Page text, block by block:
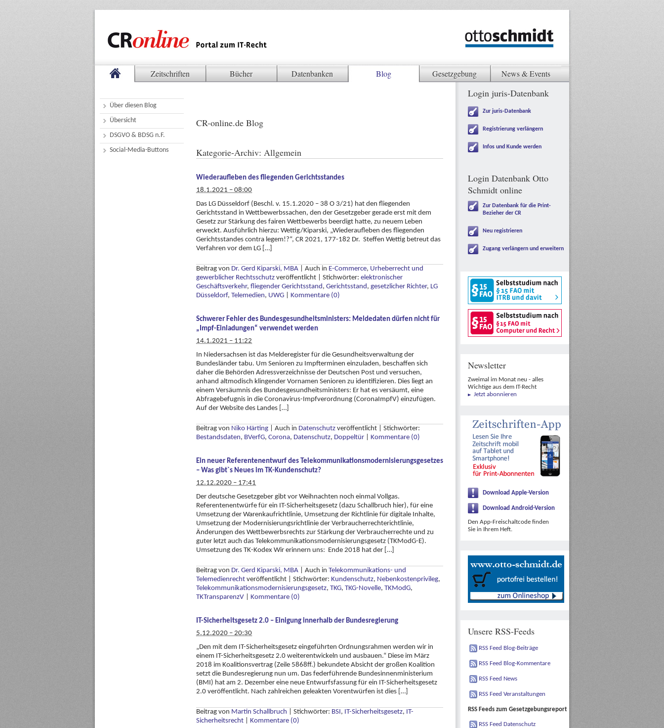
Zeitschriften Bücher Datenbanken Blog Gesetzgebung News & Events
Über diesen Blog
Übersicht
DSGVO & BDSG n.F.
Social-Media-Buttons
CR-online.de Blog
Kategorie-Archiv: Allgemein
Wiederaufleben des fliegenden Gerichtsstandes
18.1.2021 – 08:00
Das LG Düsseldorf (Beschl. v. 15.1.2020 – 38 O 3/21) hat den fliegenden
Gerichtsstand in Wettbewerbssachen, den der Gesetzgeber gerade erst mit dem
Gesetz zur Stärkung des fairen Wettbewerbs beerdigt hatte, zu neuem Leben
erweckt. Ausführlich hierzu: Wettig/Kiparski, „Wiederaufleben des fliegenden
Gerichtsstandes contra legem!?“, CR 2021, 177-182 Dr. Steffen Wettig betreut das
Verfahren vor dem LG […]
Beitrag von Dr. Gerd Kiparski, MBA Auch in E-Commerce, Urheberrecht und
gewerblicher Rechtsschutz veröffentlicht Stichwörter: elektronischer
Geschäftsverkehr, fliegender Gerichtsstand, Gerichtsstand, gesetzlicher Richter, LG
Düsseldorf, Telemedien, UWG Kommentare (0)
Schwerer Fehler des Bundesgesundheitsministers: Meldedaten dürfen nicht für
„Impf-Einladungen“ verwendet werden
14.1.2021 – 11:22
In Niedersachsen ist das Melderegister für die Gesundheitsverwaltung der
Bundesländer tabu. Um Senioren zu Impfterminen einzuladen, beschaffen sich
daher die Behörden Adressverzeichnisse der Deutschen Post und versuchen,
anhand altmodisch klingender Vornamen Senioren zu identifizieren. Dies liegt an
einem Versäumnis des Bundesgesundheitsministers: Er hat es versäumt, eine
Abfragebefugnis in die Coronavirus-Impfverordnung (CoronaImpfV) einzufügen.
Auf der Website des Landes […]
Beitrag von Niko Härting Auch in Datenschutz veröffentlicht
Stichwörter:
Bestandsdaten, BVerfG, Corona, Datenschutz, Doppeltür Kommentare (0)
Ein neuer Referentenentwurf des Telekommunikationsmodernisierungsgesetzes
– Was gibt`s Neues im TK-Kundenschutz?
12.12.2020 – 17:41
Der deutsche Gesetzgeber gibt vor Weihnachten noch einmal Vollgas.
Referentenentwürfe für ein IT-Sicherheitsgesetz (dazu Schallbruch hier), für eine
Umsetzung der Warenkaufrichtlinie, Umsetzung der Richtlinie für digitale Inhalte,
Umsetzung der Modernisierungsrichtlinie der Verbraucherrechterichtlinie,
Änderungen des Wettbewerbsrechts zur Stärkung der Verbraucherrechte und zu
guter letzt auch das Telekommunikationsmodernisierungsgesetz (TKModG-E).
Umsetzung des TK-Kodex Wir erinnern uns: Ende 2018 hat der […]
Beitrag von Dr. Gerd Kiparski, MBA Auch in Telekommunikations- und
Telemedienrecht veröffentlicht Stichwörter: Kundenschutz, Nebenkostenprivileg,
Telekommunikationsmodernisierungsgesetz, TKG, TKG-Novelle, TKModG,
TKTransparenzV
Kommentare (0)
IT-Sicherheitsgesetz 2.0 – Einigung innerhalb der Bundesregierung
5.12.2020 – 20:30
„Den mit dem IT-Sicherheitsgesetz eingeführten Ordnungsrahmen werden wir in
einem IT-Sicherheitsgesetz 2.0 weiterentwickeln und ausbauen.“ Diese im März
2018 im Koalitionsvertrag (Zeile 5868ff.) bekundete Absicht der großen Koalition
setzt die Bundesregierung nun um. Das federführende Bundesinnenministerium
(BMI) hat am 2. Dezember eine neue Entwurfsfassung für ein IT-Sicherheitsgesetz
2.0 veröffentlicht. Nach zahlreichen geleakten Vorentwürfen ist dies […]
Beitrag von Martin Schallbruch Stichwörter: BSI, IT-Sicherheitsgesetz, IT-
Sicherheitsrecht
Kommentare (0)
Login juris-Datenbank
Zur juris-Datenbank
Registrierung verlängern
Infos und Kunde werden
Login Datenbank Otto
Schmidt online
Zur Datenbank für die Print-
Bezieher der CR
Neu registrieren
Zugang verlängern und erweitern
Newsletter
Zweimal im Monat neu - alles
Wichtige aus dem IT-Recht
Jetzt abonnieren
Download Apple-Version
Download Android-Version
Den App-Freischaltcode finden
Sie in Ihrem Heft.
Unsere RSS-Feeds
RSS Feed Blog-Beiträge
RSS Feed Blog-Kommentare
RSS Feed News
RSS Feed Veranstaltungen
RSS Feeds zum Gesetzgebungsreport
RSS Feed Datenschutz